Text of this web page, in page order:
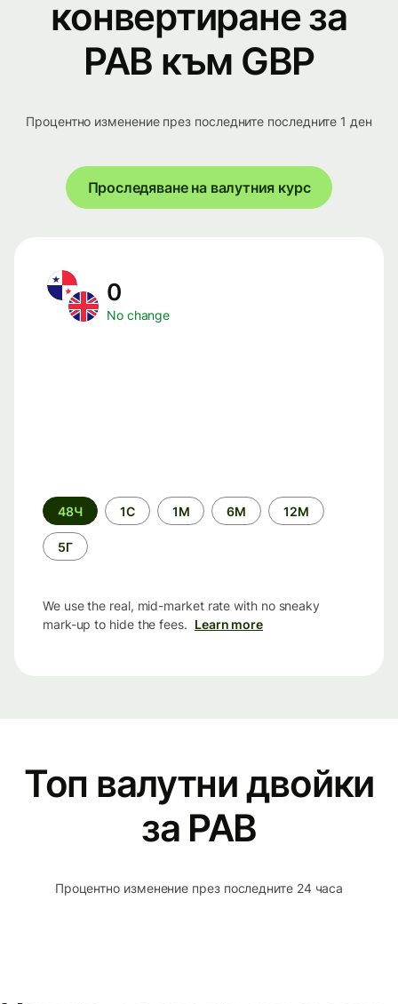
конвертиране за
PAB към GBP
Процентно изменение през последните последните 1 ден
Проследяване на валутния курс
0
No change
Time
period
48Ч 1С 1М 6М 12М
5Г
We use the real, mid-market rate with no sneaky
mark-up to hide the fees. Learn more
Топ валутни двойки
за PAB
Процентно изменение през последните 24 часа